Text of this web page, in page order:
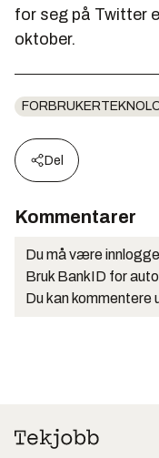
for seg på Twitter
oktober.
Del
Kommentarer
Du må være
Bruk BankID for
Du kan kommentere